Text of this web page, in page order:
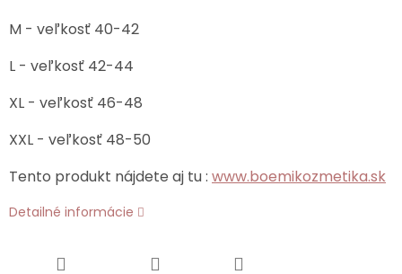
M - veľkosť 40-42
L - veľkosť 42-44
XL - veľkosť 46-48
XXL - veľkosť 48-50
Tento produkt nájdete aj tu : www.boemikozmetika.sk
Detailné informácie